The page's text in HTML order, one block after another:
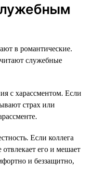
в романтические.
служебные
с харассментом. Если
страх или
Если коллега
отвлекает его и мешает
и беззащитно,